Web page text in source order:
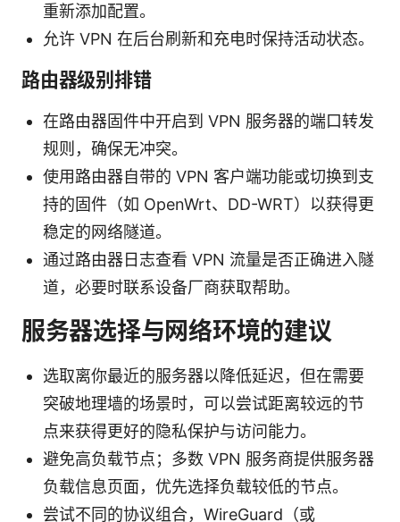
重新添加配置。
允许 VPN 在后台刷新和充电时保持活动状态。
路由器级别排错
在路由器固件中开启到 VPN 服务器的端口转发
规则，确保无冲突。
使用路由器自带的 VPN 客户端功能或切换到支
持的固件（如 OpenWrt、DD-WRT）以获得更
稳定的网络隧道。
通过路由器日志查看 VPN 流量是否正确进入隧
道，必要时联系设备厂商获取帮助。
服务器选择与网络环境的建议
选取离你最近的服务器以降低延迟，但在需要
突破地理墙的场景时，可以尝试距离较远的节
点来获得更好的隐私保护与访问能力。
避免高负载节点；多数 VPN 服务商提供服务器
负载信息页面，优先选择负载较低的节点。
尝试不同的协议组合，WireGuard（或